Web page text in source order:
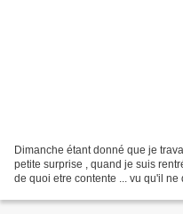
Dimanche étant donné que je
petite surprise , quand je suis
de quoi etre contente ... vu qu'il ne